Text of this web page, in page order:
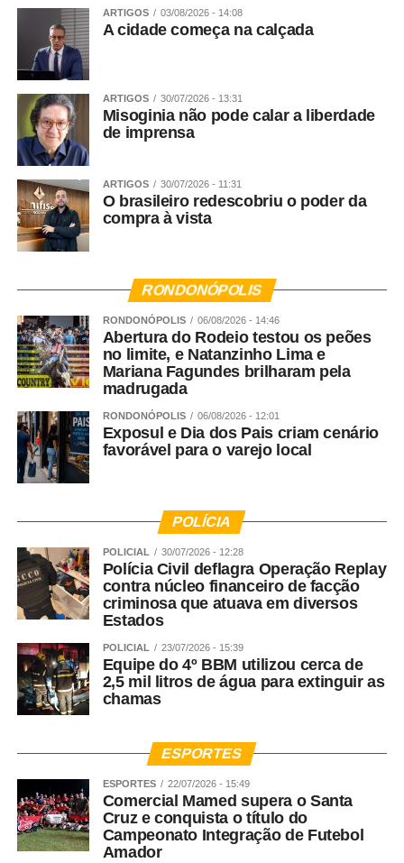
ARTIGOS 03/08/2026 - 14:08
A cidade começa na calçada
ARTIGOS 30/07/2026 - 13:31
Misoginia não pode calar a liberdade
de imprensa
ARTIGOS 30/07/2026 - 11:31
O brasileiro redescobriu o poder da
compra à vista
RONDONÓPOLIS
RONDONÓPOLIS 06/08/2026 - 14:46
Abertura do Rodeio testou os peões
no limite, e Natanzinho Lima e
Mariana Fagundes brilharam pela
madrugada
RONDONÓPOLIS 06/08/2026 - 12:01
Exposul e Dia dos Pais criam cenário
favorável para o varejo local
POLÍCIA
POLICIAL 30/07/2026 - 12:28
Polícia Civil deflagra Operação Replay
contra núcleo financeiro de facção
criminosa que atuava em diversos
Estados
POLICIAL 23/07/2026 - 15:39
Equipe do 4º BBM utilizou cerca de
2,5 mil litros de água para extinguir as
chamas
ESPORTES
ESPORTES 22/07/2026 - 15:49
Comercial Mamed supera o Santa
Cruz e conquista o título do
Campeonato Integração de Futebol
Amador